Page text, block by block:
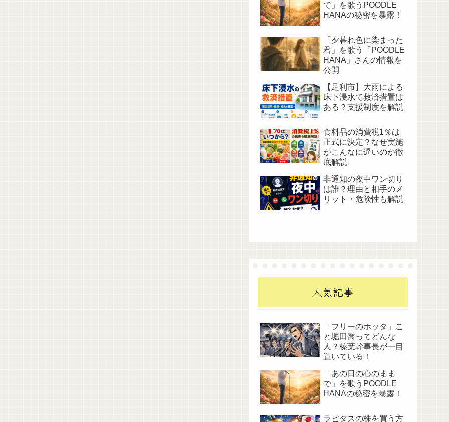
で」を歌うPOODLE
HANAの秘密を暴露！
「夕暮れ色に染まった
君」を歌う「POODLE
HANA」さんの情報を
公開
【足利市】大雨による
床下浸水で救済措置は
ある？支援制度を解説
食料品の消費税1％は
正式に決定？なぜ実施
がこんなに遅いのか徹
底解説
非通知の夜中ワン切り
は誰？理由と相手のメ
リット・危険性も解説
人気記事
「フリーのホッタ」こ
と堀田喬ってどんな
人？榛葉幹事長が一目
置いている！
「あの日の心のまま
で」を歌うPOODLE
HANAの秘密を暴露！
ラピダスの株を買う方